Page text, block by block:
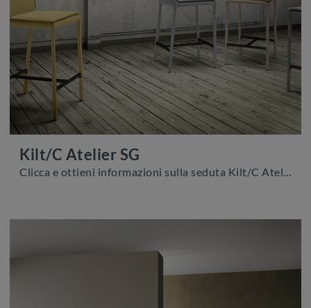
Kilt/C Atelier SG
Clicca e ottieni informazioni sulla seduta Kilt/C Atelier SG di Zamagna in pelle: le più originali Sedie sgabelli moderne ti aspettano.